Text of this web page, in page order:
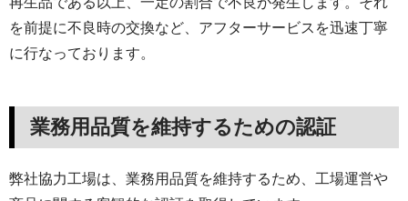
を前提に不良時の交換など、アフターサービスを迅速丁寧
に行なっております。
業務用品質を維持するための認証
弊社協力工場は、業務用品質を維持するため、工場運営や